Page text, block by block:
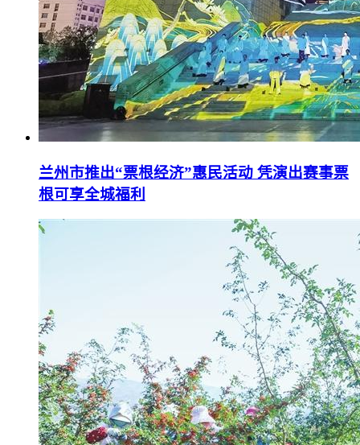
兰州市推出“票根经济”惠民活动 凭演出赛事票
根可享全城福利